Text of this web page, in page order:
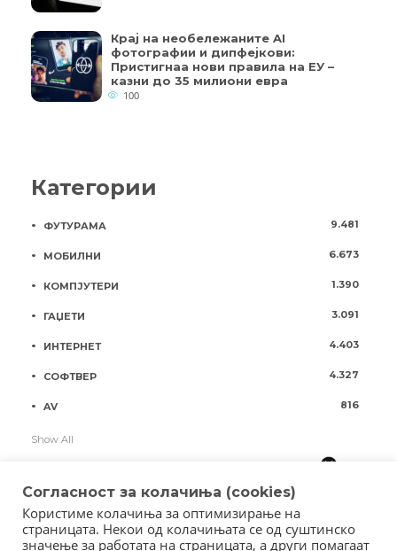
Крај на необележаните AI
фотографии и дипфејкови:
Пристигнаа нови правила на ЕУ –
казни до 35 милиони евра
100
Категории
ФУТУРАМА 9.481
МОБИЛНИ 6.673
КОМПЈУТЕРИ 1.390
ГАЏЕТИ 3.091
ИНТЕРНЕТ 4.403
СОФТВЕР 4.327
AV 816
Show All
Согласност за колачиња (cookies)
Користиме колачиња за оптимизирање на
страницата. Некои од колачињата се од суштинско
значење за работата на страницата, а други помагаат